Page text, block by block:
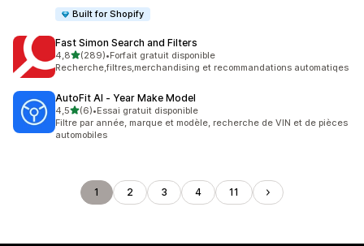
Built for Shopify
Fast Simon Search and Filters
4,8étoile(s) sur 5
(289)
289 avis au total
•Forfait gratuit disponible
Recherche,filtres,merchandising et recommandations automatiqes
AutoFit AI ‑ Year Make Model
4,5étoile(s) sur 5
(6)
6 avis au total
•Essai gratuit disponible
Filtre par année, marque et modèle, recherche de VIN et de pièces
automobiles
1 2 3 4 11